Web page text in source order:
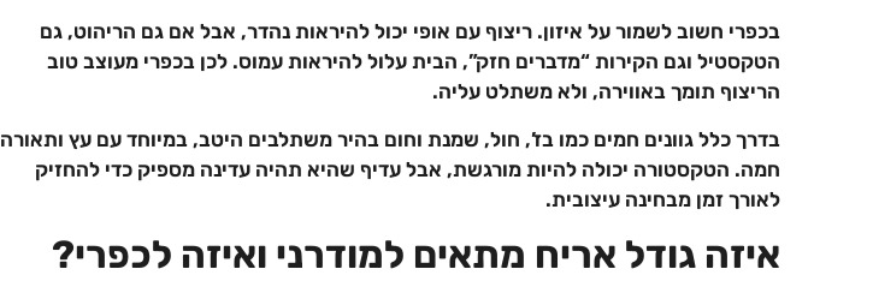
בכפרי חשוב לשמור על איזון. ריצוף עם אופי יכול להיראות נהדר, אבל אם גם הריהוט, גם
הטקסטיל וגם הקירות “מדברים חזק”, הבית עלול להיראות עמוס. לכן בכפרי מעוצב טוב
הריצוף תומך באווירה, ולא משתלט עליה.
בדרך כלל גוונים חמים כמו בז’, חול, שמנת וחום בהיר משתלבים היטב, במיוחד עם עץ ותאורה
חמה. הטקסטורה יכולה להיות מורגשת, אבל עדיף שהיא תהיה עדינה מספיק כדי להחזיק
לאורך זמן מבחינה עיצובית.
איזה גודל אריח מתאים למודרני ואיזה לכפרי?